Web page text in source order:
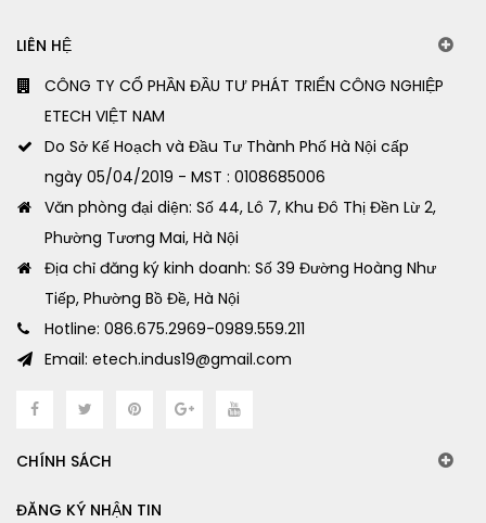
LIÊN HỆ
CÔNG TY CỔ PHẦN ĐẦU TƯ PHÁT TRIỂN CÔNG NGHIỆP
ETECH VIỆT NAM
Do Sở Kế Hoạch và Đầu Tư Thành Phố Hà Nội cấp
ngày 05/04/2019 - MST : 0108685006
Văn phòng đại diện: Số 44, Lô 7, Khu Đô Thị Đền Lừ 2,
Phường Tương Mai, Hà Nội
Địa chỉ đăng ký kinh doanh: Số 39 Đường Hoàng Như
Tiếp, Phường Bồ Đề, Hà Nội
Hotline: 086.675.2969-0989.559.211
Email: etech.indus19@gmail.com
CHÍNH SÁCH
ĐĂNG KÝ NHẬN TIN